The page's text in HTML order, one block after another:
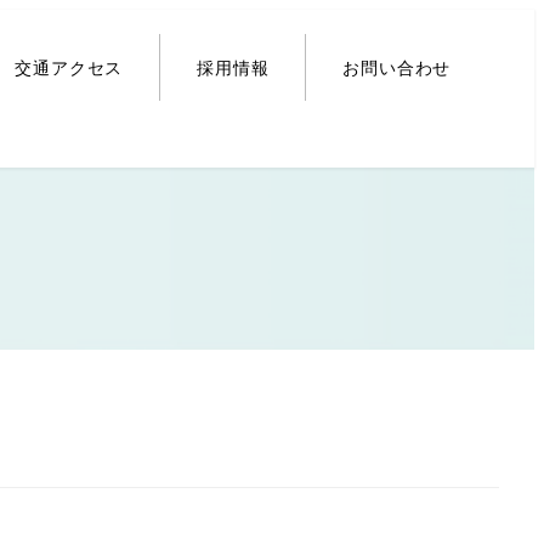
お問い合わせ
採用情報
交通アクセス